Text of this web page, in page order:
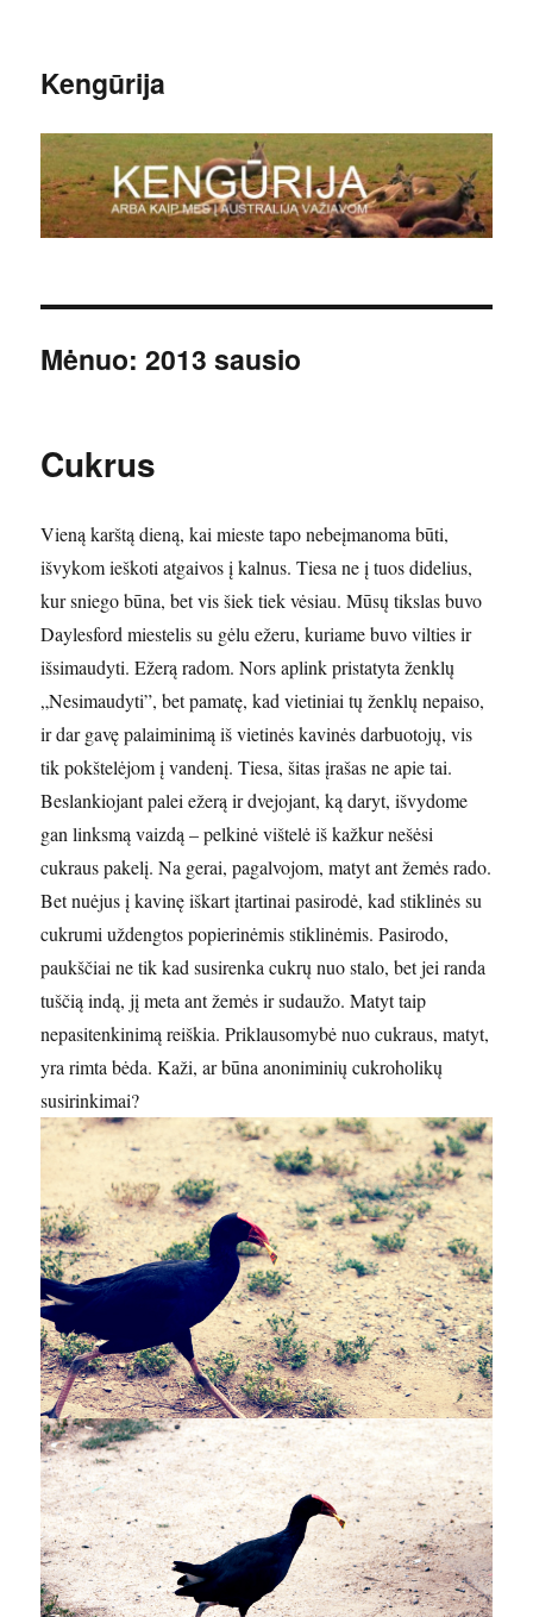
Kengūrija
Mėnuo:2013 sausio
Cukrus
Vieną karštą dieną, kai mieste tapo nebeįmanoma būti,
išvykom ieškoti atgaivos į kalnus. Tiesa ne į tuos didelius,
kur sniego būna, bet vis šiek tiek vėsiau. Mūsų tikslas buvo
Daylesford miestelis su gėlu ežeru, kuriame buvo vilties ir
išsimaudyti. Ežerą radom. Nors aplink pristatyta ženklų
„Nesimaudyti”, bet pamatę, kad vietiniai tų ženklų nepaiso,
ir dar gavę palaiminimą iš vietinės kavinės darbuotojų, vis
tik pokštelėjom į vandenį. Tiesa, šitas įrašas ne apie tai.
Beslankiojant palei ežerą ir dvejojant, ką daryt, išvydome
gan linksmą vaizdą – pelkinė vištelė iš kažkur nešėsi
cukraus pakelį. Na gerai, pagalvojom, matyt ant žemės rado.
Bet nuėjus į kavinę iškart įtartinai pasirodė, kad stiklinės su
cukrumi uždengtos popierinėmis stiklinėmis. Pasirodo,
paukščiai ne tik kad susirenka cukrų nuo stalo, bet jei randa
tuščią indą, jį meta ant žemės ir sudaužo. Matyt taip
nepasitenkinimą reiškia. Priklausomybė nuo cukraus, matyt,
yra rimta bėda. Kaži, ar būna anoniminių cukroholikų
susirinkimai?